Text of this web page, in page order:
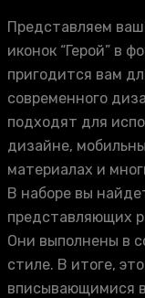
Представляем
иконок “Герой” в
пригодится вам
современного
подходят для
дизайне,
материалах и
В наборе вы
представляющих
Они выполнены в
стиле. В итоге,
вписывающимися